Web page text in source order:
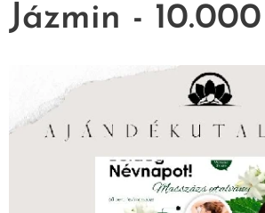
Jázmin -